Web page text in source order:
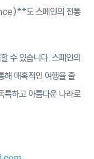
도 스페인의 전통
수 있습니다. 스페인의
해 매혹적인 여행을 즐
특하고 아름다운 나라로